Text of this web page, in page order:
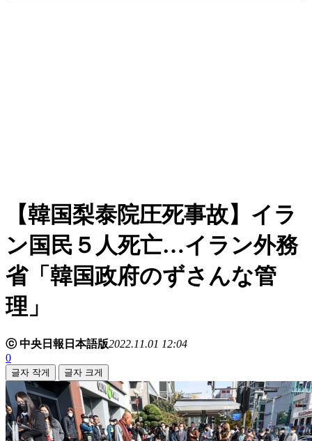
【韓国梨泰院圧死事故】イラ
ン国民５人死亡…イラン外務
省「韓国政府のずさんな管
理」
ⓒ 中央日報日本語版2022.11.01 12:04
0
글자 작게 글자 크게